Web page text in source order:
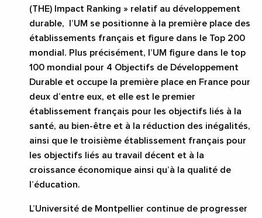
(THE) Impact Ranking » relatif au développement
durable,
l’UM se positionne à la première place des
établissements français et figure dans le Top 200
mondial. Plus précisément, l’UM figure dans le top
100 mondial pour 4 Objectifs de Développement
Durable et occupe la première place en France pour
deux d’entre eux, et elle est le premier
établissement français pour les objectifs liés à la
santé, au bien-être et à la réduction des inégalités,
ainsi que le troisième établissement français pour
les objectifs liés au travail décent et à la
croissance économique ainsi qu’à la qualité de
l’éducation.
L’Université de Montpellier continue de progresser